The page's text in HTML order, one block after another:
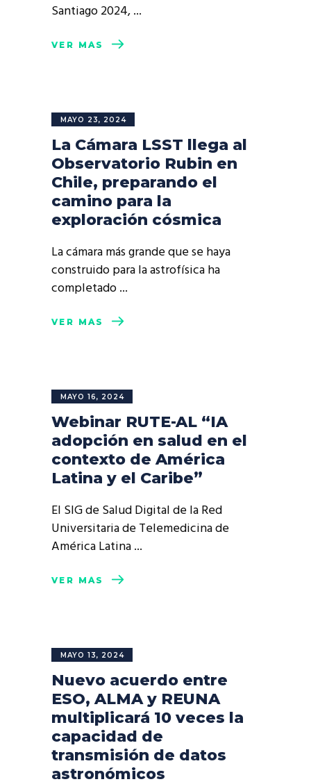
Santiago 2024,
VER MÁS
MAYO 23, 2024
La Cámara LSST llega al
Observatorio Rubin en
Chile, preparando el
camino para la
exploración cósmica
La cámara más grande que se haya
construido para la astrofísica ha
completado
VER MÁS
MAYO 16, 2024
Webinar RUTE-AL “IA
adopción en salud en el
contexto de América
Latina y el Caribe”
El SIG de Salud Digital de la Red
Universitaria de Telemedicina de
América Latina
VER MÁS
MAYO 13, 2024
Nuevo acuerdo entre
ESO, ALMA y REUNA
multiplicará 10 veces la
capacidad de
transmisión de datos
astronómicos